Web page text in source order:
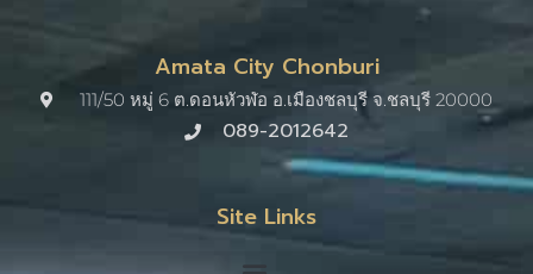
Amata City Chonburi
111/50 หมู่ 6 ต.ดอนหัวฬ่อ อ.เมืองชลบุรี จ.ชลบุรี 20000​
089-2012642
Site Links